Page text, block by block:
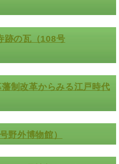
跡の瓦（108号
制改革からみる江戸時代
野外博物館）